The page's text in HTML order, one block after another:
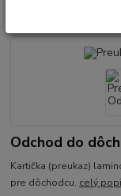
Odchod do
Kartička (preukaz)
pre dôchodcu. celý